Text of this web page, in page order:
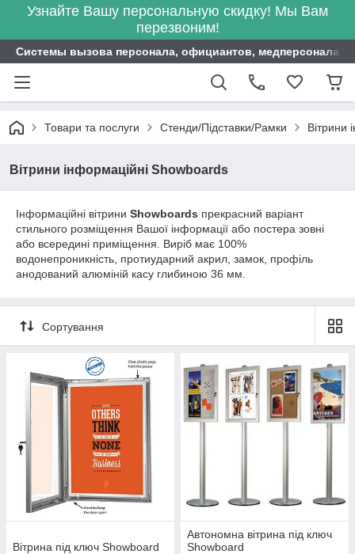
Узнайте Вашу персональную скидку! Мы Вам
перезвоним!
Системы вызова персонала, официантов, медперсонала
Товари та послуги Стенди/Підставки/Рамки Вітрини
Вітрини інформаційні Showboards
Інформаційні вітрини Showboards прекрасний варіант
стильного розміщення Вашої інформації або постера зовні
або всередині приміщення. Виріб має 100%
водонепроникність, протиударний акрил, замок, профіль
анодований алюміній касу глибиною 36 мм.
Сортування
Вітрина під ключ Showboard
Автономна вітрина під ключ
Showboard